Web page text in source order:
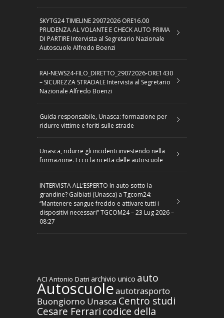
SKYTG24 TIMELINE 29072026 ORE16.00
PRUDENZA AL VOLANTE E CHECK AUTO PRIMA
DI PARTIRE Intervista al Segretario Nazionale
Autoscuole Alfredo Boenzi
RAI-NEWS24-FILO_DIRETTO_29072026-ORE1430
– SICUREZZA STRADALE Intervista al Segretario
Nazionale Alfredo Boenzi
Guida responsabile, Unasca: formazione per
ridurre vittime e feriti sulle strade
Unasca, ridurre gli incidenti investendo nella
formazione. Ecco la ricetta delle autoscuole
INTERVISTA ALL’ESPERTO In auto sotto la
grandine? Galbiati (Unasca) a Tgcom24:
“Mantenere sangue freddo e attivare tutti i
dispositivi necessari” TGCOM24 – 23 Lug 2026 –
08:27
ACI Antonio Datri archivio unico auto
Autoscuoleautotrasporto
Buongiorno Unasca Centro studi
Cesare Ferraricodice della